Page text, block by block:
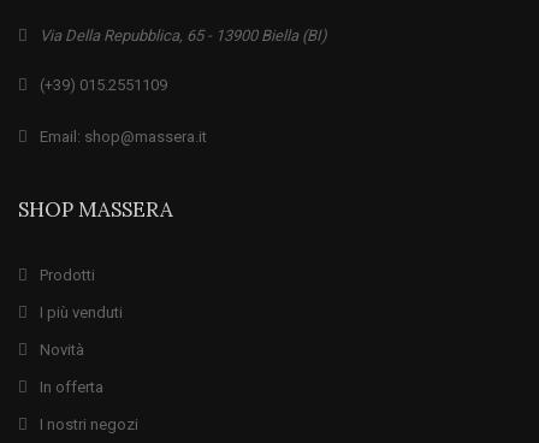
Via Della Repubblica, 65 - 13900 Biella (BI)
(+39) 015.2551109
Email: shop@massera.it
SHOP MASSERA
Prodotti
I più venduti
Novità
In offerta
I nostri negozi